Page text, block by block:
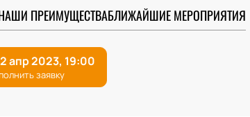
ПРЕИМУЩЕСТВАБЛИЖАЙШИЕ МЕРОПРИЯТИЯ